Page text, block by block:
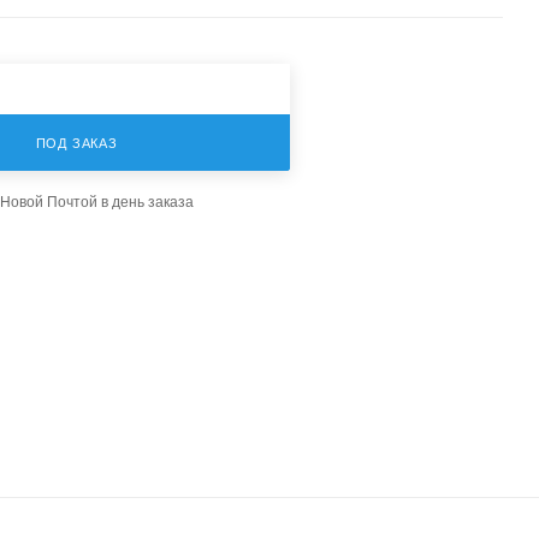
ПОД ЗАКАЗ
Почтой в день заказа